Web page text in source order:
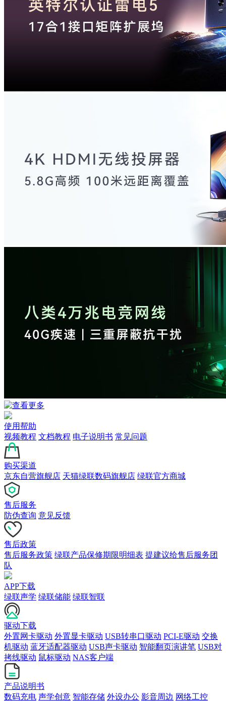
使用帮助
视频教程 文档教程 电子说明书 常见问题
购买渠道
京东自营旗舰店 天猫绿联数码旗舰店 绿联官方商城
售后服务
防伪查询 意见反馈
售后政策
售后服务政策 绿联产品保修期限明细表 提建议给售后服务团
队
APP下载
绿联声学 绿联储能 绿联智联
驱动下载
外置网卡驱动 外置显卡驱动 USB转串口驱动 PCI-E驱动 交换
机驱动 蓝牙适配器驱动 USB声卡驱动 智能翻页演讲笔 USB对
拷线驱动 鼠标驱动 NAS客户端
产品说明书
数码充电 声学创意 智能存储 外设办公 影音周边 网络工控